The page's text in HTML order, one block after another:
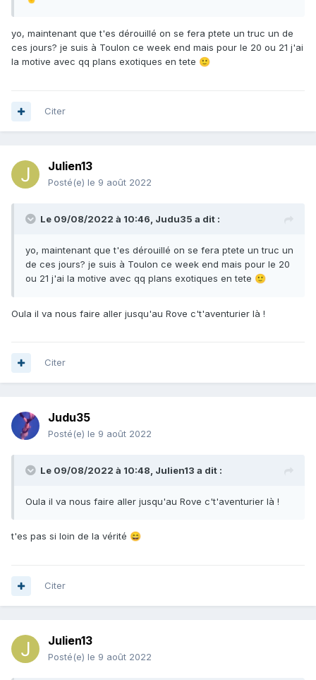
yo, maintenant que t'es dérouillé on se fera ptete un truc un de
ces jours? je suis à Toulon ce week end mais pour le 20 ou 21 j'ai
la motive avec qq plans exotiques en tete 🙂
Citer
Julien13
Posté(e) le 9 août 2022
Le 09/08/2022 à 10:46, Judu35 a dit :
yo, maintenant que t'es dérouillé on se fera ptete un truc un
de ces jours? je suis à Toulon ce week end mais pour le 20
ou 21 j'ai la motive avec qq plans exotiques en tete 🙂
Oula il va nous faire aller jusqu'au Rove c't'aventurier là !
Citer
Judu35
Posté(e) le 9 août 2022
Le 09/08/2022 à 10:48, Julien13 a dit :
Oula il va nous faire aller jusqu'au Rove c't'aventurier là !
t'es pas si loin de la vérité 😄
Citer
Julien13
Posté(e) le 9 août 2022